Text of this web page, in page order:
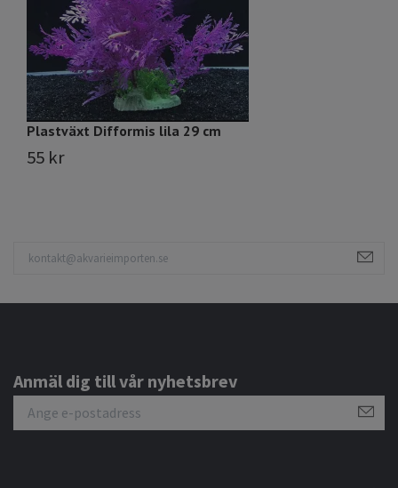
Plastväxt Difformis lila 29 cm
55 kr
Anmäl dig till vår nyhetsbrev